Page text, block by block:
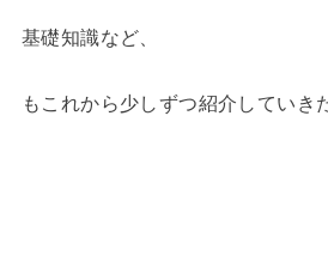
基礎知識など、
もこれから少しずつ紹介していき